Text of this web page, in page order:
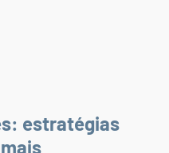
estratégias